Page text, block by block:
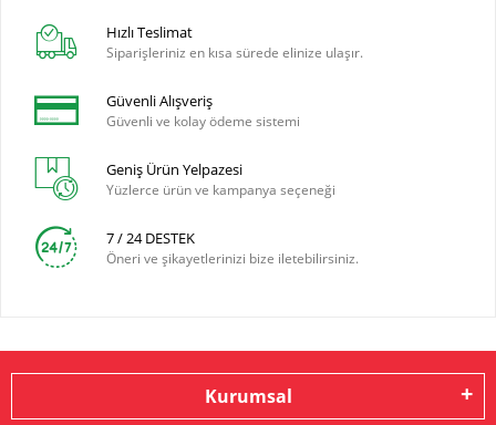
Hızlı Teslimat
Siparişleriniz en kısa sürede elinize ulaşır.
Güvenli Alışveriş
Güvenli ve kolay ödeme sistemi
Geniş Ürün Yelpazesi
Yüzlerce ürün ve kampanya seçeneği
7 / 24 DESTEK
Öneri ve şikayetlerinizi bize iletebilirsiniz.
Kurumsal